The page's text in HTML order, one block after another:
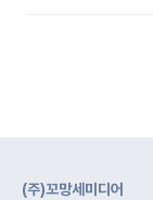
(주)꼬망세미디어